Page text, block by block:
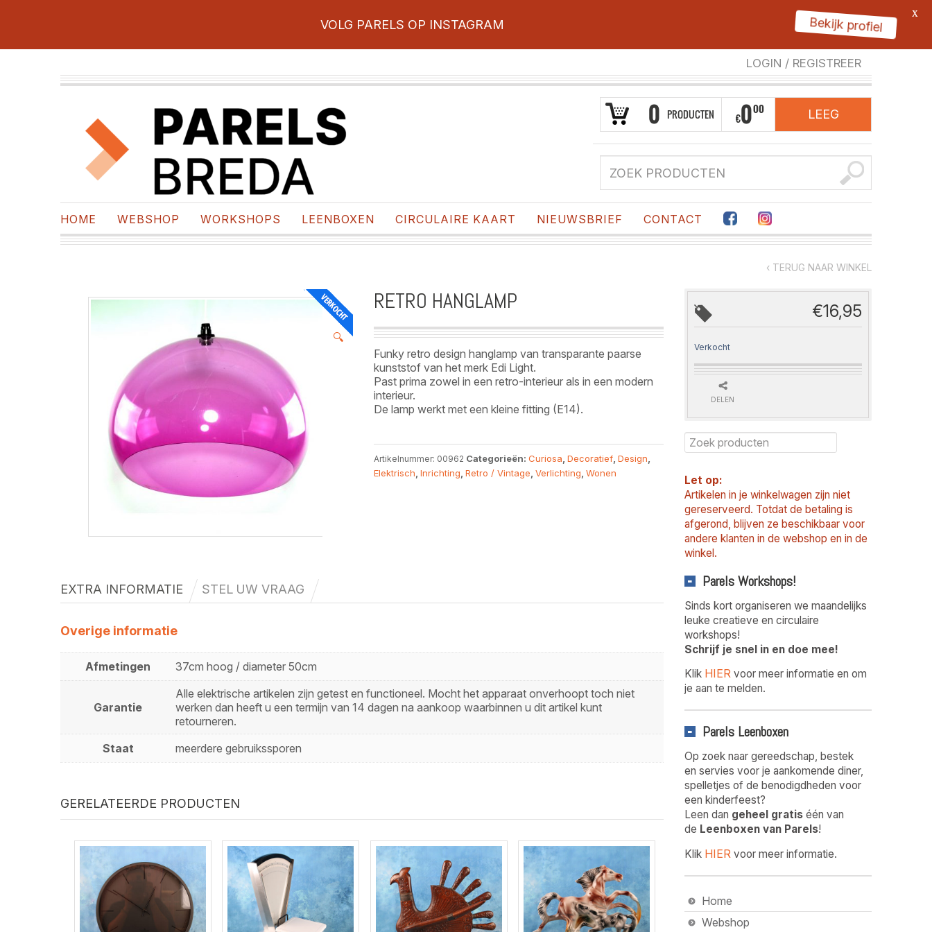
LOGIN / REGISTREER
0 PRODUCTEN €000 LEEG
HOME WEBSHOP WORKSHOPS LEENBOXEN CIRCULAIRE KAART NIEUWSBRIEF CONTACT
‹ TERUG NAAR WINKEL
🔍
RETRO HANGLAMP
Funky retro design hanglamp van transparante paarse
kunststof van het merk Edi Light.
Past prima zowel in een retro-interieur als in een modern
interieur.
De lamp werkt met een kleine fitting (E14).
Artikelnummer: 00962 Categorieën:Curiosa ,Decoratief ,Design
Elektrisch ,Inrichting ,Retro / Vintage ,Verlichting ,Wonen
EXTRA INFORMATIE STEL UW VRAAG
Overige informatie
Afmetingen 37cm hoog / diameter 50cm
Garantie
Alle elektrische artikelen zijn getest en functioneel. Mocht het apparaat onverhoopt toch niet
werken dan heeft u een termijn van 14 dagen na aankoop waarbinnen u dit artikel kunt
retourneren.
Staat
meerdere gebruikssporen
GERELATEERDE PRODUCTEN
€16,95
Verkocht
DELEN
Let op:
Artikelen in je winkelwagen zijn niet
gereserveerd. Totdat de betaling is
afgerond, blijven ze beschikbaar voor
andere klanten in de webshop en in de
winkel.
Parels Workshops!
Sinds kort organiseren we maandelijks
leuke creatieve en circulaire
workshops!
Schrijf je snel in en doe mee!
Klik HIER voor meer informatie en om
je aan te melden.
Parels Leenboxen
Op zoek naar gereedschap, bestek
en servies voor je aankomende diner,
spelletjes of de benodigdheden voor
een kinderfeest?
Leen dan geheel gratis één van
de Leenboxen van Parels!
Klik HIER voor meer informatie.
Home
Webshop
VOLG PARELS OP INSTAGRAM Bekijk profiel
X